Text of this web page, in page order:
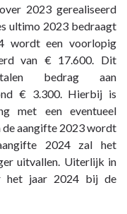
2023 gerealiseerd
ultimo 2023 bedraagt
wordt een voorlopig
van € 17.600. Dit
bedrag aan
€ 3.300. Hierbij is
met een eventueel
de aangifte 2023 wordt
2024 zal het
uitvallen. Uiterlijk in
het jaar 2024 bij de